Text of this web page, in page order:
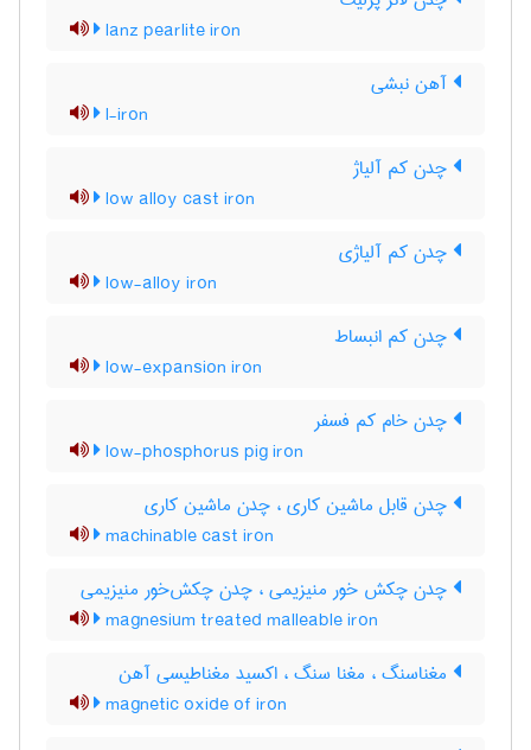
lanz pearlite iron
آهن نبشی
l-iron
چدن کم آلیاژ
low alloy cast iron
چدن کم آلیاژی
low-alloy iron
چدن کم انبساط
low-expansion iron
چدن خام کم فسفر
low-phosphorus pig iron
چدن قابل ماشین کاری ، چدن ماشین کاری
machinable cast iron
چدن چکش خور منیزیمی ، چدن چکش‌خور منیزیمی
magnesium treated malleable iron
مغناسنگ ، مغنا سنگ ، اکسید مغناطیسی آهن
magnetic oxide of iron